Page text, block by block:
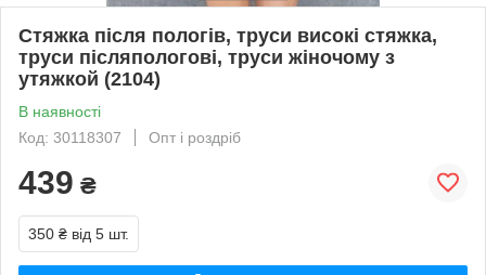
Стяжка після пологів, труси високі стяжка,
труси післяпологові, труси жіночому з
утяжкой (2104)
В наявності
Код: 30118307
Опт і роздріб
439 ₴
350 ₴ від 5 шт.